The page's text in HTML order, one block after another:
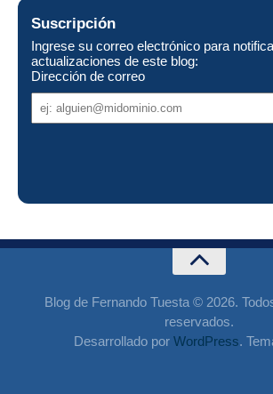
Suscripción
Ingrese su correo electrónico para
actualizaciones de este blog:
Dirección de correo
de
Blog de Fernando Tuesta © 2026.
reservados.
Desarrollado por WordPress.